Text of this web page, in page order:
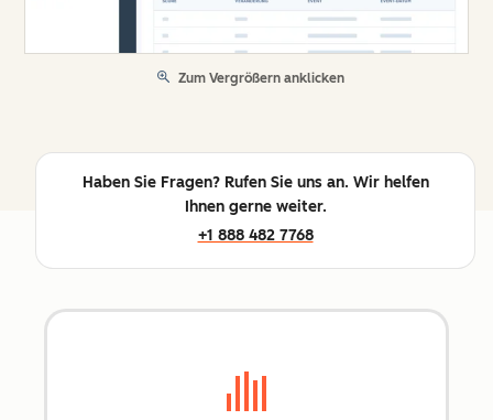
Zum Vergrößern anklicken
Haben Sie Fragen? Rufen Sie uns an. Wir helfen
Ihnen gerne weiter.
+1 888 482 7768